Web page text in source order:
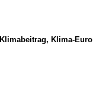
Klimabeitrag, Klima-Euro